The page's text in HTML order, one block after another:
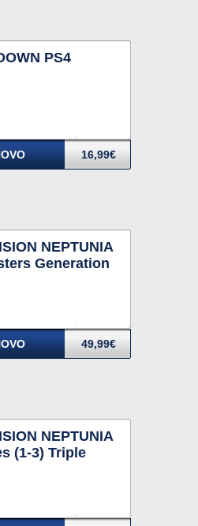
PS4
16,99€
NEPTUNIA
Generation
49,99€
NEPTUNIA
(1-3) Triple